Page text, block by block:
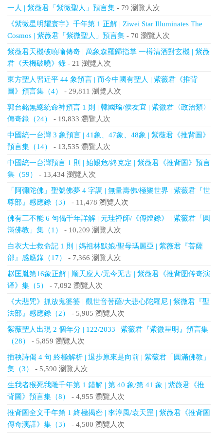
一人 | 紫薇君「紫微聖人」預言集 - 79 瀏覽人次
《紫微星明耀寰宇》千年第 1 正解 | Ziwei Star Illuminates The
Cosmos | 紫薇君「紫微聖人」預言集 - 70 瀏覽人次
紫薇君天機破曉喻傳奇 | 萬象森羅歸指掌 一樽清酒對玄機 | 紫薇
君《天機破曉》錄 - 21 瀏覽人次
東方聖人習近平 44 象預言 | 而今中國有聖人 | 紫薇君《推背
圖》預言集（4）
- 29,811 瀏覽人次
郭台銘無總統命神預言 1 則 | 韓國瑜/侯友宜 | 紫微君〈政治類〉
傳奇錄（24）
- 19,833 瀏覽人次
中國統一台灣 3 象預言 | 41象、47象、48象 | 紫薇君《推背圖》
預言集（14）
- 13,535 瀏覽人次
中國統一台灣預言 1 則 | 始艱危/終克定 | 紫薇君《推背圖》預言
集（59）
- 13,434 瀏覽人次
「阿彌陀佛」聖號佛夢 4 字調 | 無量壽佛/極樂世界 | 紫薇君『世
尊部』感應錄（3）
- 11,478 瀏覽人次
佛有三不能 6 句偈千年詳解 | 元珪禪師/《傳燈錄》 | 紫薇君「圓
滿佛教」集（1）
- 10,209 瀏覽人次
白衣大士救命記 1 則 | 媽祖林默娘/聖母瑪麗亞 | 紫薇君『菩薩
部』感應錄（17）
- 7,366 瀏覽人次
赵匡胤第16象正解 | 顺天应人/无今无古 | 紫薇君《推背图传奇演
译》集（5）
- 7,092 瀏覽人次
《大悲咒》抓放鬼婆婆 | 觀世音菩薩/大悲心陀羅尼 | 紫微君『聖
法部』感應錄（2）
- 5,905 瀏覽人次
紫薇聖人出現 2 個年分 | 122/2033 | 紫薇君『紫微星明』預言集
（28）
- 5,859 瀏覽人次
插秧詩偈 4 句 終極解析 | 退步原來是向前 | 紫薇君「圓滿佛教」
集（3）
- 5,590 瀏覽人次
生我者猴死我雕千年第 1 錯解 | 第 40 象/第 41 象 | 紫薇君《推
背圖》預言集（8）
- 4,955 瀏覽人次
推背圖全文千年第 1 終極揭密 | 李淳風/袁天罡 | 紫薇君《推背圖
傳奇演譯》集（3）
- 4,500 瀏覽人次